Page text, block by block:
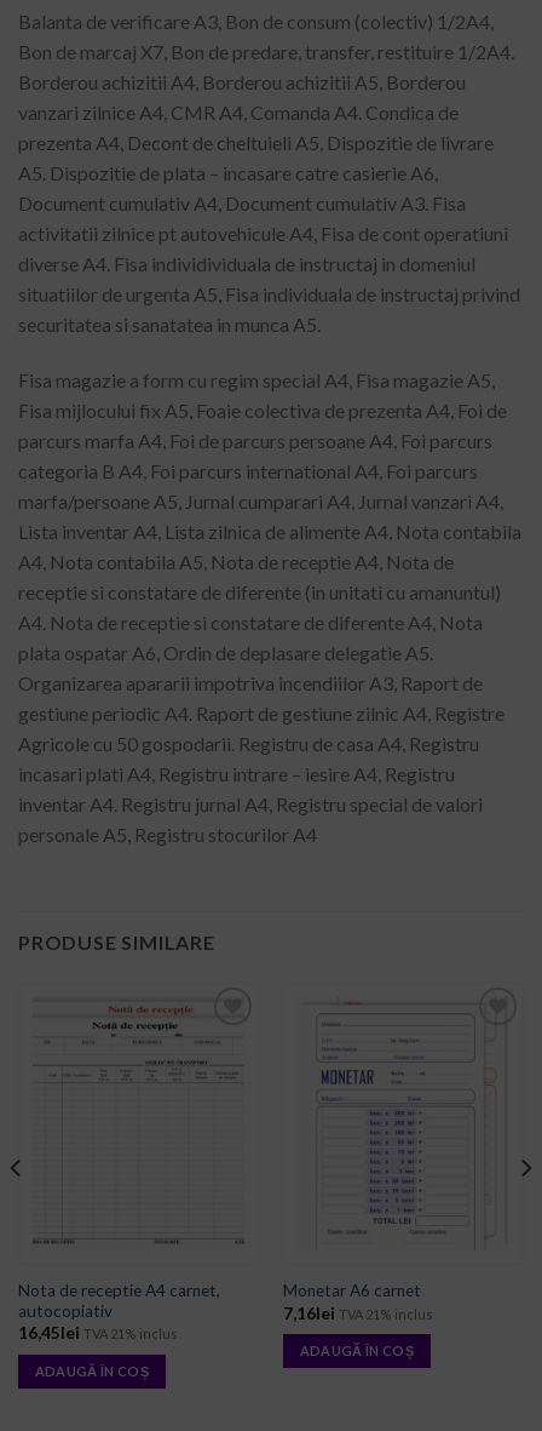
Balanta de verificare A3, Bon de consum (colectiv) 1/2A4,
Bon de marcaj X7, Bon de predare, transfer, restituire 1/2A4.
Borderou achizitii A4, Borderou achizitii A5, Borderou
vanzari zilnice A4, CMR A4, Comanda A4. Condica de
prezenta A4, Decont de cheltuieli A5, Dispozitie de livrare
A5. Dispozitie de plata – incasare catre casierie A6,
Document cumulativ A4, Document cumulativ A3. Fisa
activitatii zilnice pt autovehicule A4, Fisa de cont operatiuni
diverse A4. Fisa individividuala de instructaj in domeniul
situatiilor de urgenta A5, Fisa individuala de instructaj privind
securitatea si sanatatea in munca A5.
Fisa magazie a form cu regim special A4, Fisa magazie A5,
Fisa mijlocului fix A5, Foaie colectiva de prezenta A4, Foi de
parcurs marfa A4, Foi de parcurs persoane A4, Foi parcurs
categoria B A4, Foi parcurs international A4, Foi parcurs
marfa/persoane A5, Jurnal cumparari A4, Jurnal vanzari A4,
Lista inventar A4, Lista zilnica de alimente A4, Nota contabila
A4, Nota contabila A5, Nota de receptie A4, Nota de
receptie si constatare de diferente (in unitati cu amanuntul)
A4. Nota de receptie si constatare de diferente A4, Nota
plata ospatar A6, Ordin de deplasare delegatie A5.
Organizarea apararii impotriva incendiilor A3, Raport de
gestiune periodic A4. Raport de gestiune zilnic A4, Registre
Agricole cu 50 gospodarii. Registru de casa A4, Registru
incasari plati A4, Registru intrare – iesire A4, Registru
inventar A4. Registru jurnal A4, Registru special de valori
personale A5, Registru stocurilor A4
PRODUSE SIMILARE
Nota de receptie A4 carnet,
autocopiativ
16,45lei TVA 21% inclus
ADAUGĂ ÎN COȘ
WISHLIST
Monetar A6 carnet
7,16lei TVA 21% inclus
ADAUGĂ ÎN COȘ